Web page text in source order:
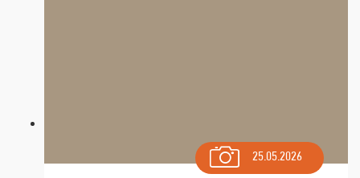
25.05.2026